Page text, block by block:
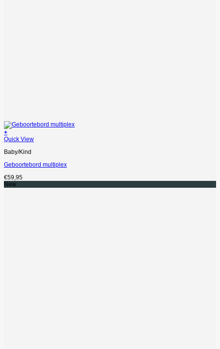
+
Quick View
Baby/Kind
Geboortebord multiplex
€59,95
New